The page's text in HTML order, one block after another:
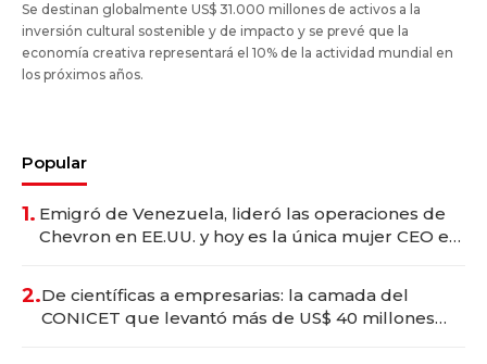
Se destinan globalmente US$ 31.000 millones de activos a la
inversión cultural sostenible y de impacto y se prevé que la
economía creativa representará el 10% de la actividad mundial en
los próximos años.
Popular
1. Emigró de Venezuela, lideró las operaciones de
Chevron en EE.UU. y hoy es la única mujer CEO en
2.De científicas a empresarias: la camada del
CONICET que levantó más de US$ 40 millones